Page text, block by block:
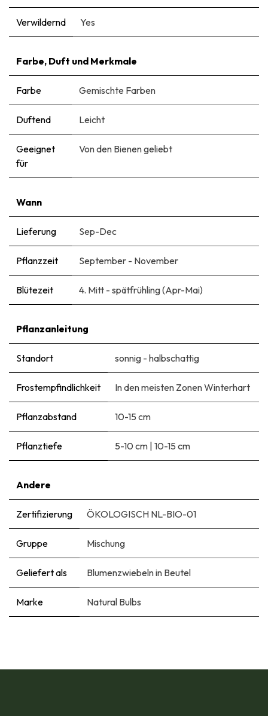
Verwildernd Yes
Farbe, Duft und Merkmale
Farbe Gemischte Farben
Duftend Leicht
Geeignet
für
Von den Bienen geliebt
Wann
Lieferung Sep-Dec
Pflanzzeit September - November
Blütezeit 4. Mitt - spätfrühling (Apr-Mai)
Pflanzanleitung
Standort sonnig - halbschattig
Frostempfindlichkeit In den meisten Zonen Winterhart
Pflanzabstand 10-15 cm
Pflanztiefe 5-10 cm | 10-15 cm
Andere
Zertifizierung ÖKOLOGISCH NL-BIO-01
Gruppe Mischung
Geliefert als Blumenzwiebeln in Beutel
Marke Natural Bulbs